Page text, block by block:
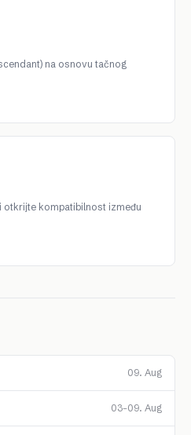
na osnovu tačnog
otkrijte kompatibilnost između
09. Aug
03–09. Aug